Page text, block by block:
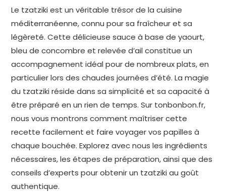
Le tzatziki est un véritable trésor de la cuisine
méditerranéenne, connu pour sa fraîcheur et sa
légèreté. Cette délicieuse sauce à base de yaourt,
bleu de concombre et relevée d’ail constitue un
accompagnement idéal pour de nombreux plats, en
particulier lors des chaudes journées d’été. La magie
du tzatziki réside dans sa simplicité et sa capacité à
être préparé en un rien de temps. Sur tonbonbon.fr,
nous vous montrons comment maîtriser cette
recette facilement et faire voyager vos papilles à
chaque bouchée. Explorez avec nous les ingrédients
nécessaires, les étapes de préparation, ainsi que des
conseils d’experts pour obtenir un tzatziki au goût
authentique.